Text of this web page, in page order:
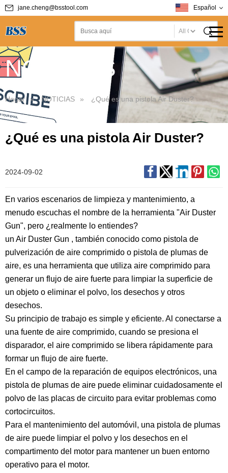
jane.cheng@bsstool.com Español
NOTICIAS
Hogar » NOTICIAS » ¿Qué es una pistola Air Duster?
¿Qué es una pistola Air Duster?
2024-09-02
En varios escenarios de limpieza y mantenimiento, a
menudo escuchas el nombre de la herramienta "Air Duster
Gun", pero ¿realmente lo entiendes?
un Air Duster Gun , también conocido como pistola de
pulverización de aire comprimido o pistola de plumas de
aire, es una herramienta que utiliza aire comprimido para
generar un flujo de aire fuerte para limpiar la superficie de
un objeto o eliminar el polvo, los desechos y otros
desechos.
Su principio de trabajo es simple y eficiente. Al conectarse a
una fuente de aire comprimido, cuando se presiona el
disparador, el aire comprimido se libera rápidamente para
formar un flujo de aire fuerte.
En el campo de la reparación de equipos electrónicos, una
pistola de plumas de aire puede eliminar cuidadosamente el
polvo de las placas de circuito para evitar problemas como
cortocircuitos.
Para el mantenimiento del automóvil, una pistola de plumas
de aire puede limpiar el polvo y los desechos en el
compartimento del motor para mantener un buen entorno
operativo para el motor.